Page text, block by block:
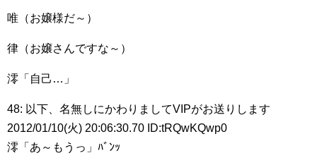
唯（お嬢様だ～）
律（お嬢さんですな～）
澪「自己…」
48: 以下、名無しにかわりましてVIPがお送りします
2012/01/10(火) 20:06:30.70 ID:tRQwKQwp0
澪「あ～もうっ」ﾊﾞﾝｯ